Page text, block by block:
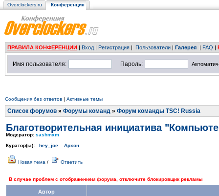
Overclockers.ru Конференция
ПРАВИЛА КОНФЕРЕНЦИИ | Вход | Регистрация | Пользователи | Галерея | FAQ |
Имя пользователя: Пароль:
Сообщения без ответов | Активные темы
Список форумов » Форумы команд » Форум команды TSC! Russia
Благотворительная инициатива
Модератор: sashmxm
Куратор(ы): hey_joe Архон
Новая тема / Ответить
В случае проблем с отображением форума, отключите блокировщик рекламы
Автор